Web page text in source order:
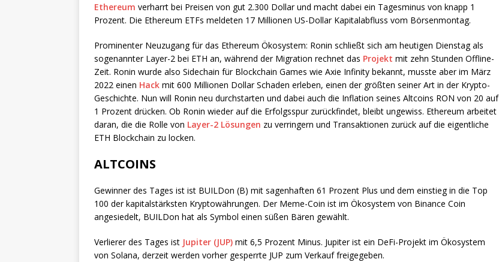
Ethereum verharrt bei Preisen von gut 2.300 Dollar und macht dabei ein Tagesminus von knapp 1
Prozent. Die Ethereum ETFs meldeten 17 Millionen US-Dollar Kapitalabfluss vom Börsenmontag.
Prominenter Neuzugang für das Ethereum Ökosystem: Ronin schließt sich am heutigen Dienstag als
sogenannter Layer-2 bei ETH an, während der Migration rechnet das Projekt mit zehn Stunden Offline-
Zeit. Ronin wurde also Sidechain für Blockchain Games wie Axie Infinity bekannt, musste aber im März
2022 einen Hack mit 600 Millionen Dollar Schaden erleben, einen der größten seiner Art in der Krypto-
Geschichte. Nun will Ronin neu durchstarten und dabei auch die Inflation seines Altcoins RON von 20 auf
1 Prozent drücken. Ob Ronin wieder auf die Erfolgsspur zurückfindet, bleibt ungewiss. Ethereum arbeitet
daran, die die Rolle von Layer-2 Lösungen zu verringern und Transaktionen zurück auf die eigentliche
ETH Blockchain zu locken.
ALTCOINS
Gewinner des Tages ist ist BUILDon (B) mit sagenhaften 61 Prozent Plus und dem einstieg in die Top
100 der kapitalstärksten Kryptowährungen. Der Meme-Coin ist im Ökosystem von Binance Coin
angesiedelt, BUILDon hat als Symbol einen süßen Bären gewählt.
Verlierer des Tages ist Jupiter (JUP) mit 6,5 Prozent Minus. Jupiter ist ein DeFi-Projekt im Ökosystem
von Solana, derzeit werden vorher gesperrte JUP zum Verkauf freigegeben.